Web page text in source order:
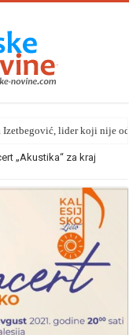
lider koji nije
„Akustika“ za kraj